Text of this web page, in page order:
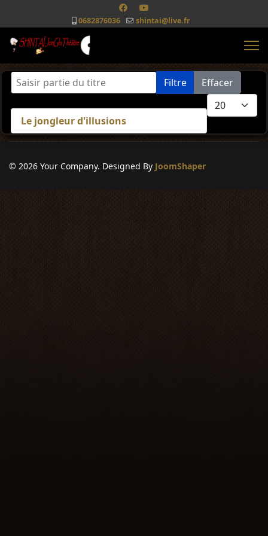
0682876036 shintai@live.fr
Saisir partie du titre Filtre
Effacer
Afficher #
Le jongleur d'illusions
© 2026 Your Company. Designed By JoomShaper